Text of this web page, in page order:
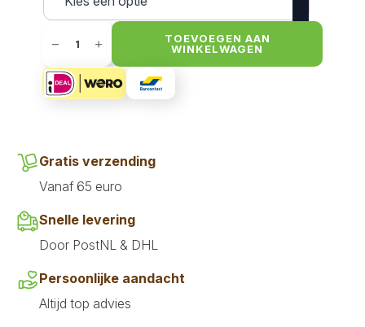
Hugglehounds
Cow
Knotties
aantal
TOEVOEGEN AAN
WINKELWAGEN
Gratis verzending
Vanaf 65 euro
Snelle levering
Door PostNL & DHL
Persoonlijke aandacht
Altijd top advies